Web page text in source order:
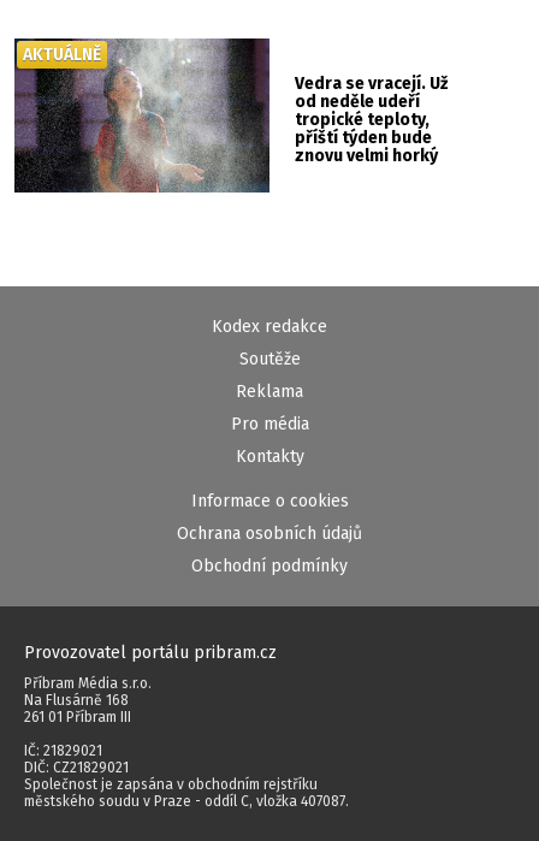
Vedra se vracejí. Už
od neděle udeří
tropické teploty,
příští týden bude
znovu velmi horký
AKTUÁLNĚ
Kodex redakce
Soutěže
Reklama
Pro média
Kontakty
Informace o cookies
Ochrana osobních údajů
Obchodní podmínky
Provozovatel portálu pribram.cz
Příbram Média s.r.o.
Na Flusárně 168
261 01 Příbram III
IČ: 21829021
DIČ: CZ21829021
Společnost je zapsána v obchodním rejstříku
městského soudu v Praze - oddíl C, vložka 407087.